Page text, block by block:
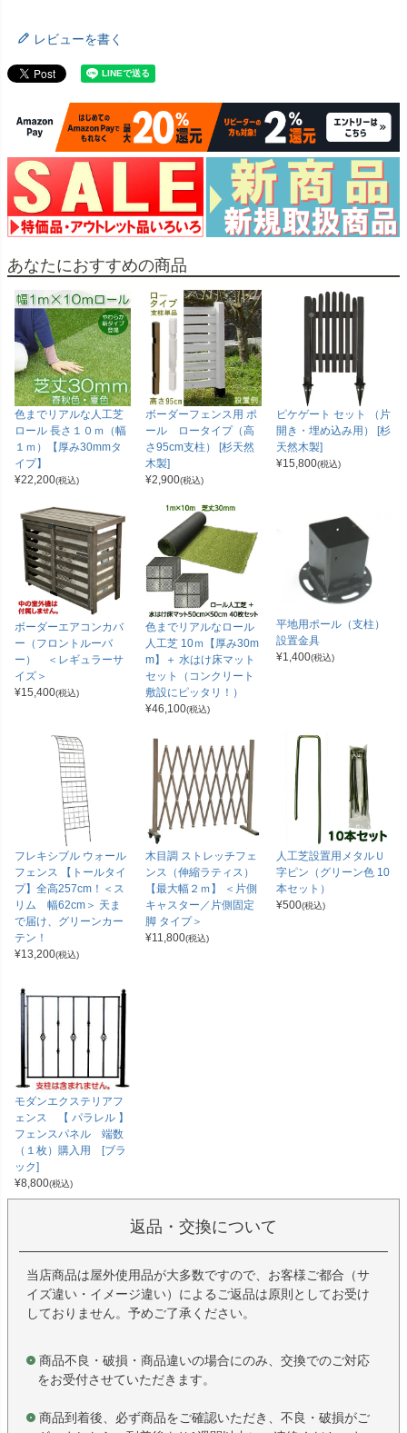
レビューを書く
あなたにおすすめの商品
色までリアルな人工芝
ロール 長さ１０ｍ（幅
１ｍ）【厚み30mmタ
イプ】
¥22,200(税込)
ボーダーフェンス用 ポ
ール ロータイプ（高
さ95cm支柱） [杉天然
木製]
¥2,900(税込)
ピケゲート セット （片
開き・埋め込み用） [杉
天然木製]
¥15,800(税込)
ボーダーエアコンカバ
ー（フロントルーバ
ー） ＜レギュラーサ
イズ＞
¥15,400(税込)
色までリアルなロール
人工芝 10ｍ【厚み30m
m】＋ 水はけ床マット
セット（コンクリート
敷設にピッタリ！）
¥46,100(税込)
平地用ポール（支柱）
設置金具
¥1,400(税込)
フレキシブル ウォール
フェンス 【トールタイ
プ】全高257cm！＜ス
リム 幅62cm＞ 天ま
で届け、グリーンカー
テン！
¥13,200(税込)
木目調 ストレッチフェ
ンス（伸縮ラティス）
【最大幅２ｍ】 ＜片側
キャスター／片側固定
脚 タイプ＞
¥11,800(税込)
人工芝設置用メタルＵ
字ピン（グリーン色 10
本セット）
¥500(税込)
モダンエクステリアフ
ェンス 【 パラレル 】
フェンスパネル 端数
（１枚）購入用 [ブラ
ック]
¥8,800(税込)
返品・交換について
当店商品は屋外使用品が大多数ですので、お客様ご都合（サ
イズ違い・イメージ違い）によるご返品は原則としてお受け
しておりません。予めご了承ください。
商品不良・破損・商品違いの場合にのみ、交換でのご対応
をお受付させていただきます。
商品到着後、必ず商品をご確認いただき、不良・破損がご